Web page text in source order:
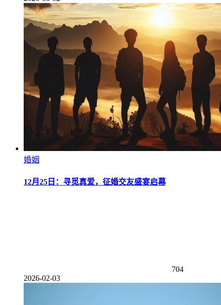
婚姻
12月25日：寻觅真爱，征婚交友盛宴启幕
704
2026-02-03